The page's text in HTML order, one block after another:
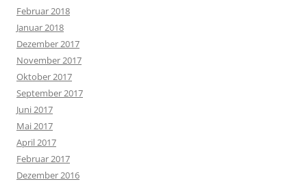
Februar 2018
Januar 2018
Dezember 2017
November 2017
Oktober 2017
September 2017
Juni 2017
Mai 2017
April 2017
Februar 2017
Dezember 2016